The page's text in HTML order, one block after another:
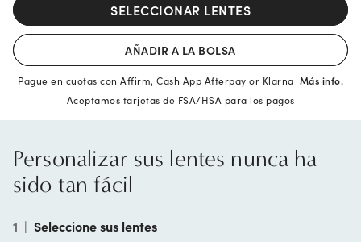
SELECCIONAR LENTES
AÑADIR A LA BOLSA
Pague en cuotas con Affirm, Cash App Afterpay or Klarna Más info.
Aceptamos tarjetas de FSA/HSA para los pagos
Personalizar sus lentes nunca ha
sido tan fácil
1 | Seleccione sus lentes